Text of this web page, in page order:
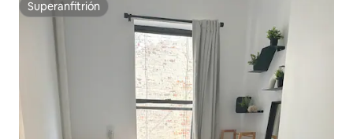
Superanfitrión
Superanfitrión